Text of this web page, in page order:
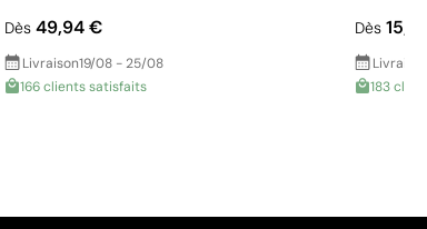
Dès 49,94 €
Livraison19/08 - 25/08
166 clients satisfaits
Dès
183